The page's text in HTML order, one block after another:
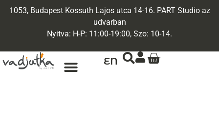
1053, Budapest Kossuth Lajos utca 14-16. PART Studio az
udvarban
Nyitva: H-P: 11:00-19:00, Szo: 10-14.
EN